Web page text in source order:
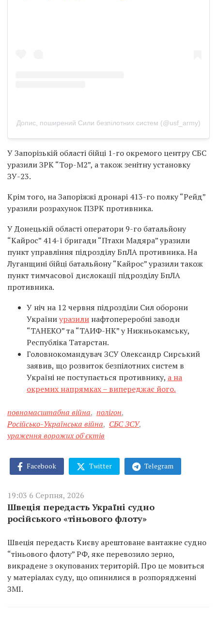
Допис, поширений Сили безпілотних систем (@usf_army)
У Запорізькій області бійці 1-го окремого центру СБС
уразили ЗРК “Тор-М2”, а також зенітну установку
ЗУ-23.
Крім того, на Запоріжжі дронарі 413-го полку “Рейд”
уразили розрахунок ПЗРК противника.
У Донецькій області оператори 9-го батальйону
“Кайрос” 414-ї бригади “Птахи Мадяра” уразили
пункт управління підрозділу БпЛА противника. На
Луганщині бійці батальйону “Кайрос” уразили також
пункт тимчасової дислокації підрозділу БпЛА
противника.
У ніч на 12 червня підрозділи Сил оборони
Україниуразили нафтопереробні заводи
“ТАНЕКО” та “ТАИФ-НК” у Нижньокамську,
Республіка Татарстан.
Головнокомандувач ЗСУ Олександр Сирський
заявив, що розвиток безпілотних систем в
Україні не поступається противнику, а на
окремих напрямках – випереджає його.
повномасштабна війна, полігон,
Російсько-Українська війна, СБС ЗСУ,
ураження ворожих об'єктів
Facebook Twitter Telegram
19:03 6 Серпня, 2026
Швеція передасть Україні судно
російського «тіньового флоту»
Швеція передасть Києву арештоване вантажне судно
“тіньового флоту” РФ, яке перевозило зерно,
викрадене з окупованих територій. Про це мовиться
у матеріалах суду, що опинилися в розпорядженні
ЗМІ.